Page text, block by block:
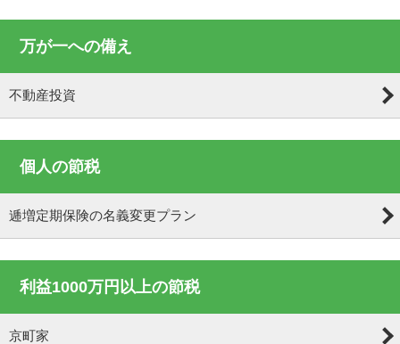
万が一への備え
不動産投資
個人の節税
逓増定期保険の名義変更プラン
利益1000万円以上の節税
京町家